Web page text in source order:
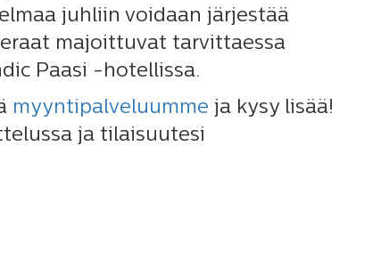
juhliin voidaan järjestää
majoittuvat tarvittaessa
Paasi -hotellissa.
myyntipalveluumme ja kysy lisää!
ja tilaisuutesi